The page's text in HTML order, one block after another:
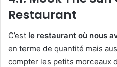
Restaurant
C’est le restaurant où nous
en terme de quantité mais
compter les petits morceaux